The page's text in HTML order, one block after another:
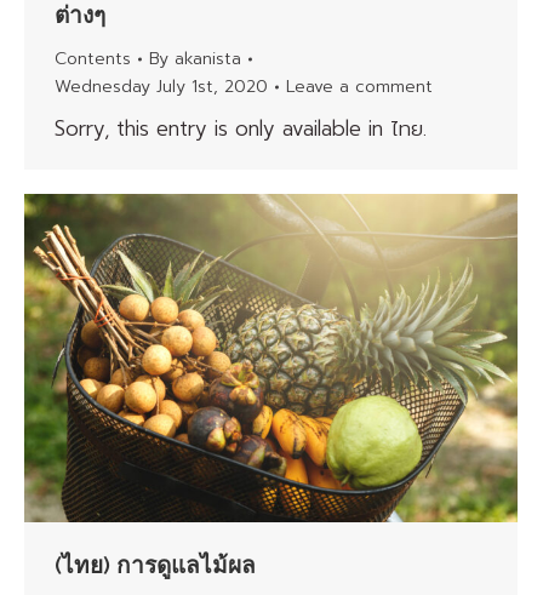
ต่างๆ
Contents By akanista
Wednesday July 1st, 2020
Leave a comment
Sorry, this entry is only available in ไทย.
(ไทย) การดูแลไม้ผล